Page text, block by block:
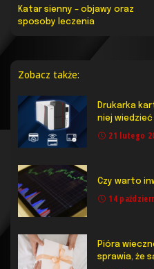
Katar sienny – objawy oraz
sposoby leczenia
Zobacz także:
Drukarka
niej
21 lutego
Czy warto
14
Pióra
sprawia, że